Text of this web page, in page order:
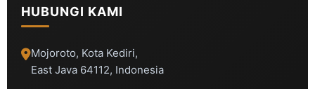
HUBUNGI KAMI
Mojoroto, Kota Kediri,
East Java 64112, Indonesia